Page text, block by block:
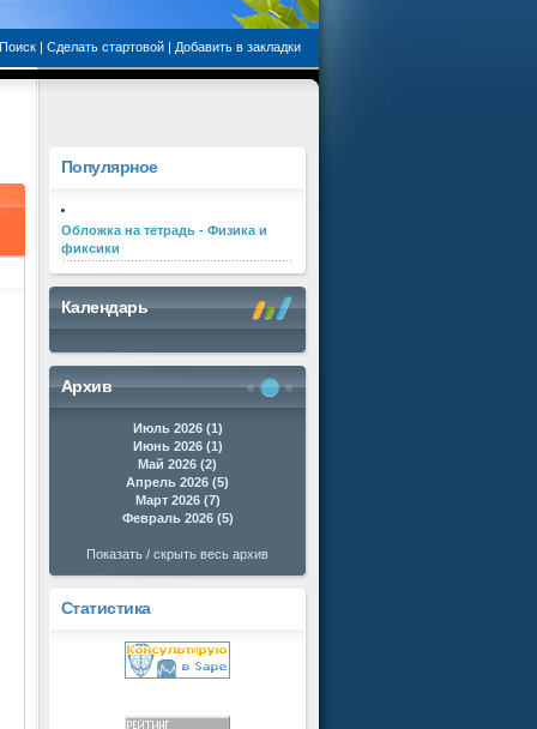
Поиск | Сделать стартовой | Добавить в закладки
Популярное
Обложка на тетрадь - Физика и
фиксики
Календарь
Архив
Июль 2026 (1)
Июнь 2026 (1)
Май 2026 (2)
Апрель 2026 (5)
Март 2026 (7)
Февраль 2026 (5)
Показать / скрыть весь архив
Статистика